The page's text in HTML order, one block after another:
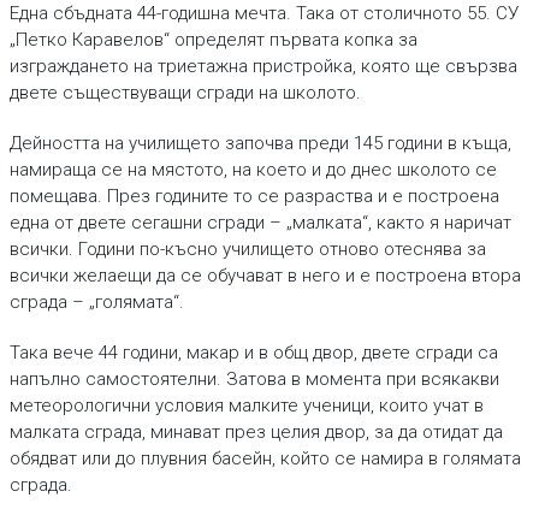
Една сбъдната 44-годишна мечта. Така от столичното 55. СУ
„Петко Каравелов“ определят първата копка за
изграждането на триетажна пристройка, която ще свързва
двете съществуващи сгради на школото.
Дейността на училището започва преди 145 години в къща,
намираща се на мястото, на коeто и до днес школото се
помещава. През годините то се разраства и е построена
една от двете сегашни сгради – „малката“, както я наричат
всички. Години по-късно училището отново отеснява за
всички желаещи да се обучават в него и е построена втора
сграда – „голямата“.
Така вече 44 години, макар и в общ двор, двете сгради са
напълно самостоятелни. Затова в момента при всякакви
метеорологични условия малките ученици, които учат в
малката сграда, минават през целия двор, за да отидат да
обядват или до плувния басейн, който се намира в голямата
сграда.